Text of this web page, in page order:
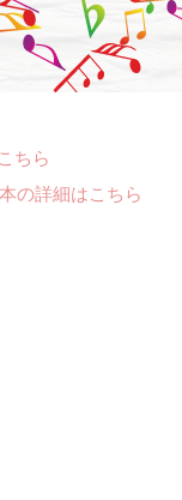
ちら
の詳細はこちら